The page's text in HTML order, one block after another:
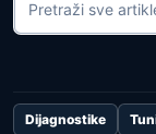
Dijagnostike